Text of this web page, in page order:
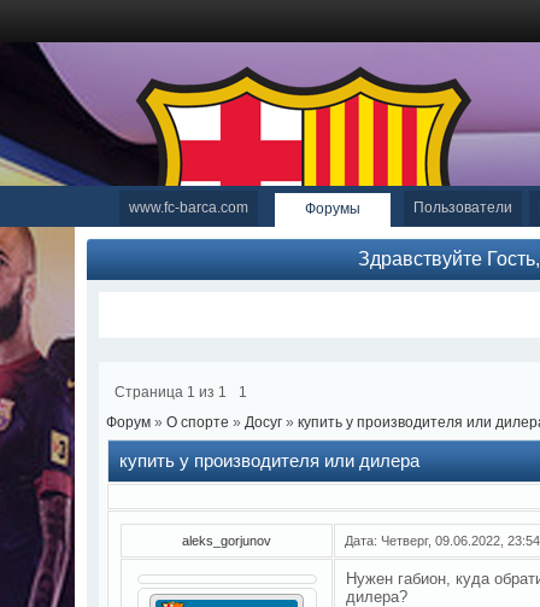
www.fc-barca.com Форумы Пользователи
Здравствуйте
Страница 1 из 1
1
Форум » О спорте » Досуг » купить у производителя или
купить у производителя или дилера
aleks_gorjunov Дата: Четверг, 09.06.2022,
Нужен габион, куда
дилера?